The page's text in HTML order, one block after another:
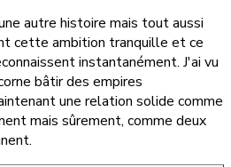
autre histoire mais tout aussi
cette ambition tranquille et ce
instantanément. J'ai vu
bâtir des empires
une relation solide comme
mais sûrement, comme deux